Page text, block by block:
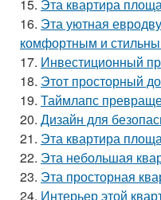
15. Эта квартира
16. Эта уютная
комфортным и
17. Инвестиционный
18. Этот просторный
19. Таймлапс
20. Дизайн для
21. Эта квартира
22. Эта небольшая
23. Эта просторная
24. Интерьер этой